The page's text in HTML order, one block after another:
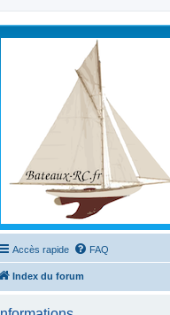
Accès rapide FAQ
Index du forum